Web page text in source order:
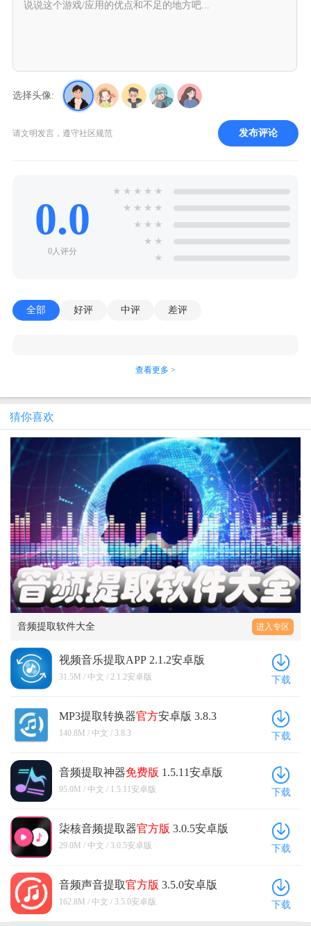
选择头像:
请文明发言，遵守社区规范 发布评论
0.0
0人评分
★ ★ ★ ★ ★
★ ★ ★ ★
★ ★ ★
★ ★
★
全部 好评 中评 差评
查看更多 >
猜你喜欢
音频提取软件大全 进入专区
视频音乐提取APP 2.1.2安卓版
31.5M / 中文 / 2.1.2安卓版 下载
MP3提取转换器官方安卓版 3.8.3
140.8M / 中文 / 3.8.3 下载
音频提取神器免费版 1.5.11安卓版
95.0M / 中文 / 1.5.11安卓版 下载
柒核音频提取器官方版 3.0.5安卓版
29.0M / 中文 / 3.0.5安卓版 下载
音频声音提取官方版 3.5.0安卓版
162.8M / 中文 / 3.5.0安卓版 下载